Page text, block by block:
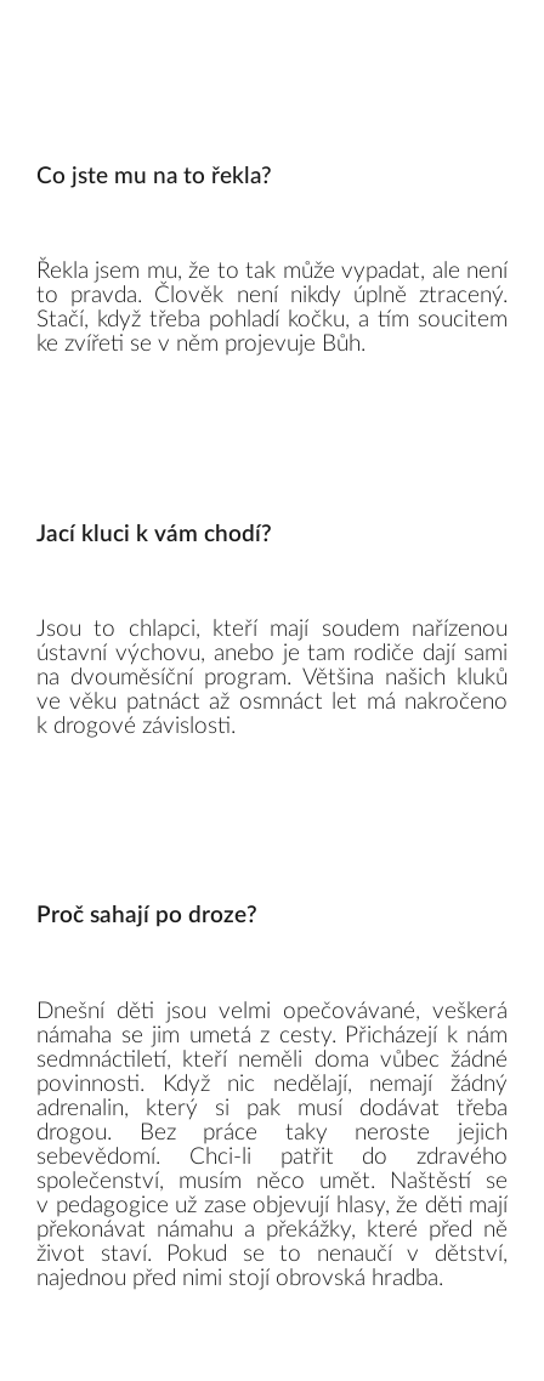
Co jste mu na to řekla?
Řekla jsem mu, že to tak může vypadat, ale není
to pravda. Člověk není nikdy úplně ztracený.
Stačí, když třeba pohladí kočku, a tím soucitem
ke zvířeti se v něm projevuje Bůh.
Jací kluci k vám chodí?
Jsou to chlapci, kteří mají soudem nařízenou
ústavní výchovu, anebo je tam rodiče dají sami
na dvouměsíční program. Většina našich kluků
ve věku patnáct až osmnáct let má nakročeno
k drogové závislosti.
Proč sahají po droze?
Dnešní děti jsou velmi opečovávané, veškerá
námaha se jim umetá z cesty. Přicházejí k nám
sedmnáctiletí, kteří neměli doma vůbec žádné
povinnosti. Když nic nedělají, nemají žádný
adrenalin, který si pak musí dodávat třeba
drogou. Bez práce taky neroste jejich
sebevědomí. Chci-li patřit do zdravého
společenství, musím něco umět. Naštěstí se
v pedagogice už zase objevují hlasy, že děti mají
překonávat námahu a překážky, které před ně
život staví. Pokud se to nenaučí v dětství,
najednou před nimi stojí obrovská hradba.